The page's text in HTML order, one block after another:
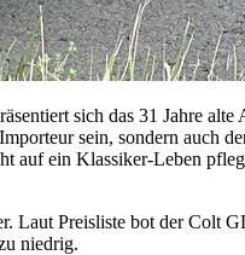
sich das 31 Jahre
sein, sondern auch
auf ein Klassiker-Leben
Laut Preisliste bot der Colt
niedrig.